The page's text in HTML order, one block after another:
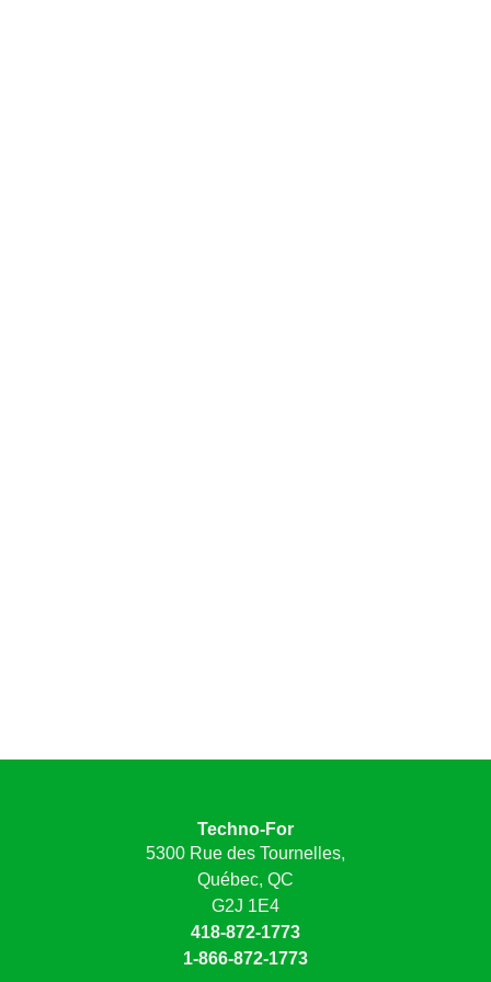
Techno-For
5300 Rue des Tournelles,
Québec, QC
G2J 1E4
418-872-1773
1-866-872-1773